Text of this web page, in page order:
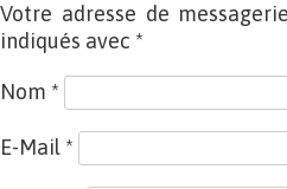
Votre adresse de
indiqués avec *
Nom *
E-Mail *